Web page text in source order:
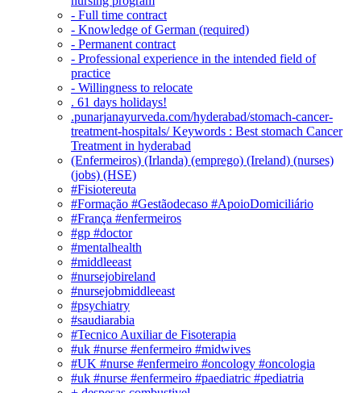
- Full time contract
- Knowledge of German (required)
- Permanent contract
- Professional experience in the intended field of
practice
- Willingness to relocate
. 61 days holidays!
.punarjanayurveda.com/hyderabad/stomach-cancer-
treatment-hospitals/ Keywords : Best stomach Cancer
Treatment in hyderabad
(Enfermeiros) (Irlanda) (emprego) (Ireland) (nurses)
(jobs) (HSE)
#Fisiotereuta
#Formação #Gestãodecaso #ApoioDomiciliário
#França #enfermeiros
#gp #doctor
#mentalhealth
#middleeast
#nursejobireland
#nursejobmiddleeast
#psychiatry
#saudiarabia
#Tecnico Auxiliar de Fisoterapia
#uk #nurse #enfermeiro #midwives
#UK #nurse #enfermeiro #oncology #oncologia
#uk #nurse #enfermeiro #paediatric #pediatria